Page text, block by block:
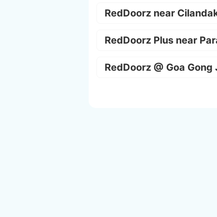
RedDoorz near
RedDoorz Plus near
RedDoorz @ Goa